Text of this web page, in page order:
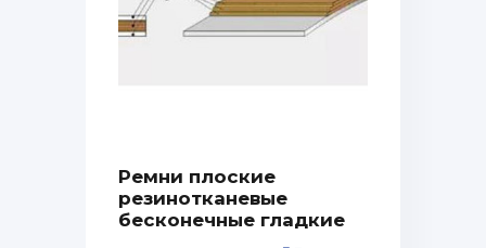
Ремни плоские
резинотканевые
бесконечные гладкие